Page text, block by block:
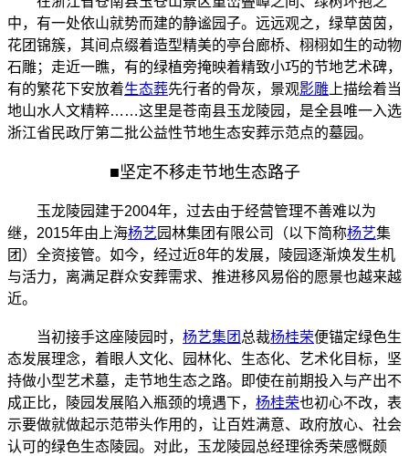
中，有一处依山就势而建的静谧园子。远远观之，绿草茵茵，
花团锦簇，其间点缀着造型精美的亭台廊桥、栩栩如生的动物
石雕；走近一瞧，有的绿植旁掩映着精致小巧的节地艺术碑，
有的繁花下安放着生态葬先行者的骨灰，景观影雕 上描绘着当
地山水人文精粹……这里是苍南县玉龙陵园，是全县唯一入选
浙江省民政厅第二批公益性节地生态安葬示范点的墓园。
■坚定不移走节地生态路子
玉龙陵园建于2004年，过去由于经营管理不善难以为
继，2015年由上海杨艺 园林集团有限公司（以下简称杨艺集
团）全资接管。如今，经过近8年的发展，陵园逐渐焕发生机
与活力，离满足群众安葬需求、推进移风易俗的愿景也越来越
近。
当初接手这座陵园时， 杨艺集团 总裁杨桂荣便锚定绿色生
态发展理念，着眼人文化、园林化、生态化、艺术化目标，坚
持做小型艺术墓，走节地生态之路。即使在前期投入与产出不
成正比，陵园发展陷入瓶颈的境遇下， 杨桂荣也初心不改，表
示要做就做起示范带头作用的，让百姓满意、政府放心、社会
认可的绿色生态陵园。对此，玉龙陵园总经理徐秀荣感慨颇